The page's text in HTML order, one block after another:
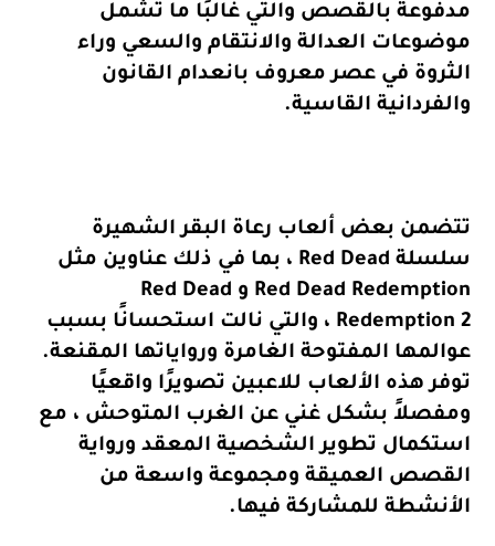
مدفوعة بالقصص والتي غالبًا ما تشمل
موضوعات العدالة والانتقام والسعي وراء
الثروة في عصر معروف بانعدام القانون
والفردانية القاسية.
تتضمن بعض ألعاب رعاة البقر الشهيرة
سلسلة Red Dead ، بما في ذلك عناوين مثل
Red Dead Redemption و Red Dead
Redemption 2 ، والتي نالت استحسانًا بسبب
عوالمها المفتوحة الغامرة ورواياتها المقنعة.
توفر هذه الألعاب للاعبين تصويرًا واقعيًا
ومفصلاً بشكل غني عن الغرب المتوحش ، مع
استكمال تطوير الشخصية المعقد ورواية
القصص العميقة ومجموعة واسعة من
الأنشطة للمشاركة فيها.